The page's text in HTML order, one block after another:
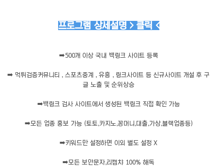
프로그램 상세설명 > 클릭 <
➡️500개 이상 국내 백링크 사이트 등록
➡️ 먹튀검증커뮤니티 , 스포츠중계 , 유흥 , 링크사이트 등 신규사이트 개설 후 구
글 노출 및 순위상승
➡️백링크 검사 사이트에서 생성된 백링크 직접 확인 가능
➡️모든 업종 홍보 가능 (토토,카지노,꽁머니,대출,가상,블랙업종등)
➡️키워드만 설정하면 이외 별도 설정 X
➡️모든 보안문자,리캡챠 100% 해독